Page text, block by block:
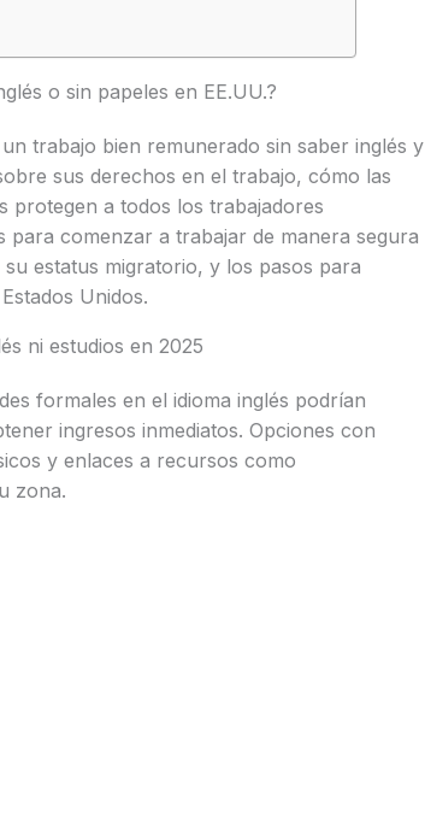
o sin papeles en EE.UU.?
trabajo bien remunerado sin saber inglés y
sus derechos en el trabajo, cómo las
protegen a todos los trabajadores
para comenzar a trabajar de manera segura
estatus migratorio, y los pasos para
Unidos.
ni estudios en 2025
formales en el idioma inglés podrían
ingresos inmediatos. Opciones con
y enlaces a recursos como
zona.